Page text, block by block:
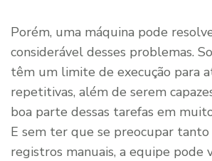
Porém, uma máquina pode
considerável desses problemas.
têm um limite de execução para
repetitivas, além de serem
boa parte dessas tarefas em
E sem ter que se preocupar
registros manuais, a equipe pode